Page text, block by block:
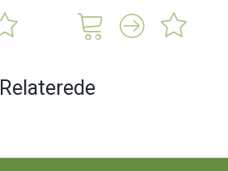
Relaterede